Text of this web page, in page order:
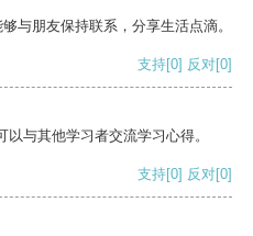
与朋友保持联系，分享生活点滴。
支持[0] 反对[0]
与其他学习者交流学习心得。
支持[0] 反对[0]